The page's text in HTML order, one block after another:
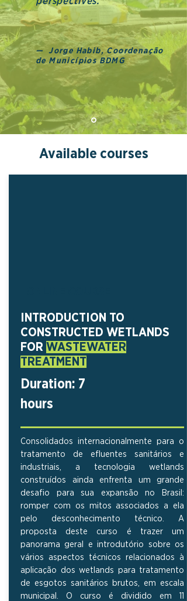
— Jorge Habib, Coordenação
de Municípios BDMG
Available courses
INTRODUCTION TO
CONSTRUCTED WETLANDS
FOR WASTEWATER
TREATMENT
Duration: 7
hours
Consolidados internacionalmente para o
tratamento de efluentes sanitários e
industriais, a tecnologia wetlands
construídos ainda enfrenta um grande
desafio para sua expansão no Brasil:
romper com os mitos associados a ela
pelo desconhecimento técnico. A
proposta deste curso é trazer um
panorama geral e introdutório sobre os
vários aspectos técnicos relacionados à
aplicação dos wetlands para tratamento
de esgotos sanitários brutos, em escala
municipal. O curso é dividido em 11